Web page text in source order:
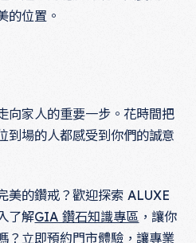
的位置。
向家人的重要一步。花時間把
到場的人都感受到你們的誠意
美的鑽戒？歡迎探索 ALUXE
了解GIA 鑽石知識專區 ，讓你
？立即預約門市體驗 ，讓專業